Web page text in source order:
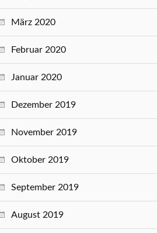
März 2020
Februar 2020
Januar 2020
Dezember 2019
November 2019
Oktober 2019
September 2019
August 2019